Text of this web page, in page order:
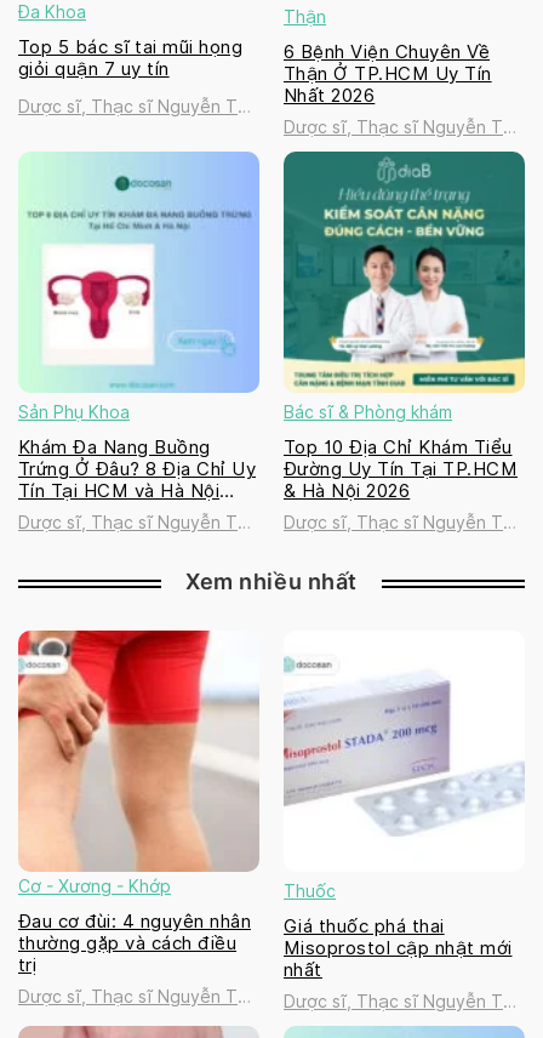
Đa Khoa
Top 5 bác sĩ tai mũi họng
giỏi quận 7 uy tín
Dược sĩ, Thạc sĩ Nguyễn Thị
Thận
6 Bệnh Viện Chuyên Về
Thận Ở TP.HCM Uy Tín
Nhất 2026
Dược sĩ, Thạc sĩ Nguyễn Thị
Thanh Tú
Sản Phụ Khoa
Khám Đa Nang Buồng
Trứng Ở Đâu? 8 Địa Chỉ Uy
Tín Tại HCM và Hà Nội
2026
Dược sĩ, Thạc sĩ Nguyễn Thị
Bác sĩ & Phòng khám
Top 10 Địa Chỉ Khám Tiểu
Đường Uy Tín Tại TP.HCM
& Hà Nội 2026
Dược sĩ, Thạc sĩ Nguyễn Thị
Xem nhiều nhất
Cơ - Xương - Khớp
Đau cơ đùi: 4 nguyên nhân
thường gặp và cách điều
trị
Dược sĩ, Thạc sĩ Nguyễn Thị
Thanh Tú
Thuốc
Giá thuốc phá thai
Misoprostol cập nhật mới
nhất
Dược sĩ, Thạc sĩ Nguyễn Thị
Thanh Tú